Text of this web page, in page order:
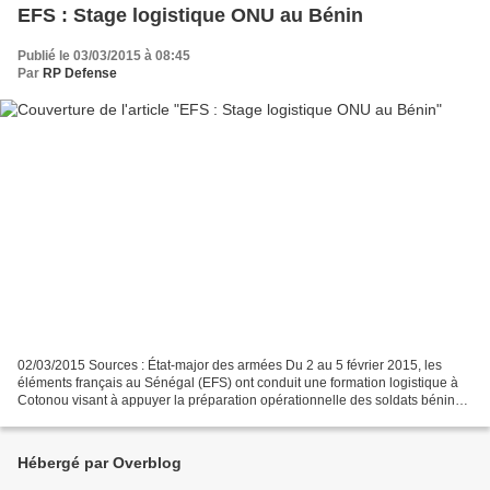
EFS : Stage logistique ONU au Bénin
Publié le 03/03/2015 à 08:45
Par RP Defense
02/03/2015 Sources : État-major des armées Du 2 au 5 février 2015, les
éléments français au Sénégal (EFS) ont conduit une formation logistique à
Cotonou visant à appuyer la préparation opérationnelle des soldats béninois
Hébergé par Overblog